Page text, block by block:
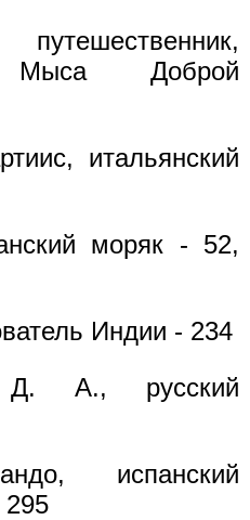
Мыса Доброй
итальянский
моряк - 52,
Индии - 234
Д. А., русский
испанский
295